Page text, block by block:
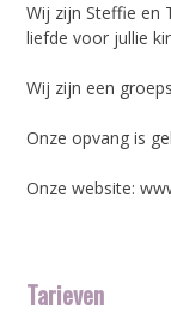
Wij zijn Steffie en
liefde voor jullie
Wij zijn een
Onze opvang is
Onze website:
Tarieven